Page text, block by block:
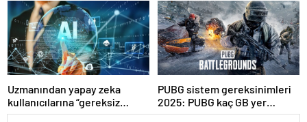
Uzmanından yapay zeka
kullanıcılarına “gereksiz
sorgulardan kaçının”
PUBG sistem gereksinimleri
2025: PUBG kaç GB yer
kaplar?